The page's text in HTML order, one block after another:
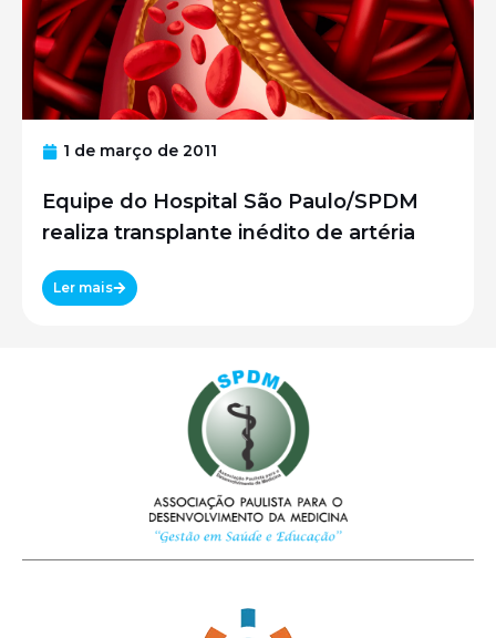
1 de março de 2011
Equipe do Hospital São Paulo/SPDM
realiza transplante inédito de artéria
Ler mais